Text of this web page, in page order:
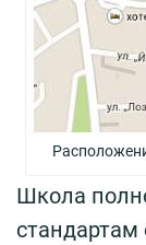
Школа
стандартам